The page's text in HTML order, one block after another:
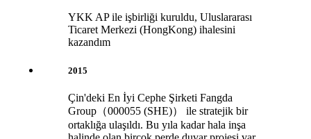
YKK AP ile işbirliği kuruldu, Uluslararası
Ticaret Merkezi (HongKong) ihalesini
kazandım
2015
Çin'deki En İyi Cephe Şirketi Fangda
Group（000055 (SHE)） ile stratejik bir
ortaklığa ulaşıldı. Bu yıla kadar hala inşa